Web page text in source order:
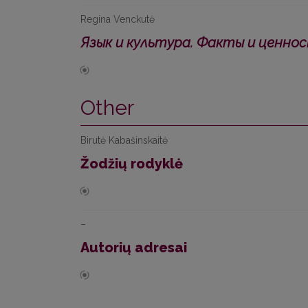
Regina Venckutė
Язык и культура. Факты и
Other
Birutė Kabašinskaitė
Žodžių rodyklė
–
Autorių adresai